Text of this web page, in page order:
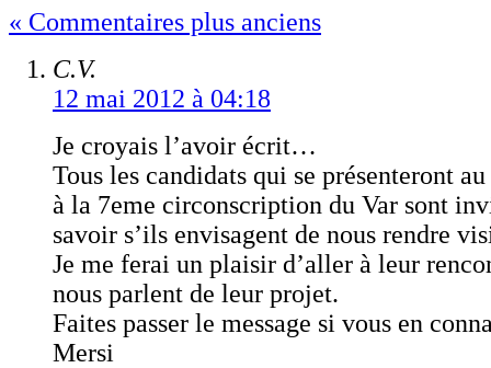
« Commentaires plus anciens
C.V.
12 mai 2012 à 04:18
Je croyais l’avoir écrit…
Tous les candidats qui se présenteront
à la 7eme circonscription du Var sont
savoir s’ils envisagent de nous rendre
Je me ferai un plaisir d’aller à leur
nous parlent de leur projet.
Faites passer le message si vous en
Mersi